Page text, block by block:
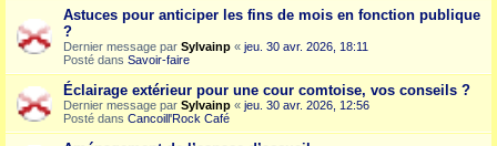
Astuces pour anticiper les fins de mois en fonction publique
?
Dernier message par Sylvainp « jeu. 30 avr. 2026, 18:11
Posté dans Savoir-faire
Éclairage extérieur pour une cour comtoise, vos conseils ?
Dernier message par Sylvainp « jeu. 30 avr. 2026, 12:56
Posté dans Cancoill'Rock Café